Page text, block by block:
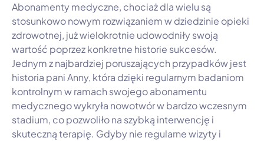
Abonamenty medyczne, chociaż dla wielu są
stosunkowo nowym rozwiązaniem w dziedzinie opieki
zdrowotnej, już wielokrotnie udowodniły swoją
wartość poprzez konkretne historie sukcesów.
Jednym z najbardziej poruszających przypadków jest
historia pani Anny, która dzięki regularnym badaniom
kontrolnym w ramach swojego abonamentu
medycznego wykryła nowotwór w bardzo wczesnym
stadium, co pozwoliło na szybką interwencję i
skuteczną terapię. Gdyby nie regularne wizyty i